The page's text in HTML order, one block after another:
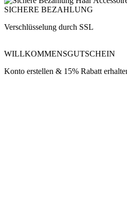
SICHERE BEZAHLUNG
Verschlüsselung durch SSL
WILLKOMMENSGUTSCHEIN
Konto erstellen & 15% Rabatt